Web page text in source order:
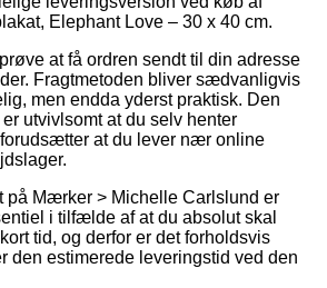
Elephant Love – 30 x 40 cm.
at få ordren sendt til din adresse
Fragtmetoden bliver sædvanligvis
men endda yderst praktisk. Den
utvivlsomt at du selv henter
at du lever nær online
på Mærker > Michelle Carlslund er
i tilfælde af at du absolut skal
tid, og derfor er det forholdsvis
den estimerede leveringstid ved den